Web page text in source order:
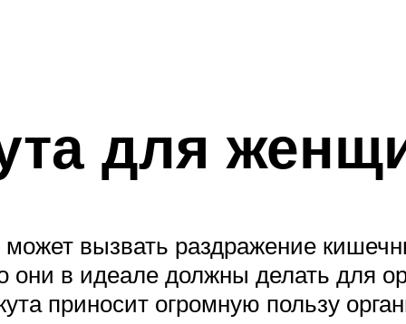
для
вызвать раздражение
они в идеале должны делать для
приносит огромную пользу